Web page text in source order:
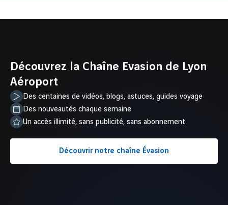
Découvrez la Chaîne Evasion de Lyon
Aéroport
Des centaines de vidéos, blogs, astuces, guides voyage
Des nouveautés chaque semaine
Un accès illimité, sans publicité, sans abonnement
Découvrir notre chaîne Évasion